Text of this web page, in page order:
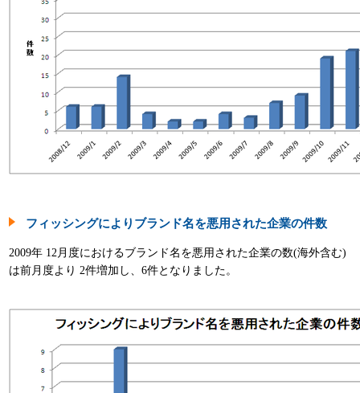
フィッシングによりブランド名を悪用された企業の件数
2009年 12月度におけるブランド名を悪用された企業の数(海外含む)
は前月度より 2件増加し、6件となりました。